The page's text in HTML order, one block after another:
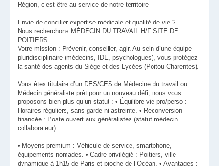
Région, c’est être au service de notre territoire
Envie de concilier expertise médicale et qualité de vie ?
Nous recherchons MÉDECIN DU TRAVAIL H/F SITE DE
POITIERS
Votre mission : Prévenir, conseiller, agir. Au sein d’une équipe
pluridisciplinaire (médecins, IDE, psychologues), vous protégez
la santé des agents du Siège et des Lycées (Poitou-Charentes).
Vous êtes titulaire d’un DES/CES de Médecine du travail ou
Médecin généraliste prêt pour un nouveau défi, nous vous
proposons bien plus qu’un statut : • Équilibre vie pro/perso :
Horaires réguliers, sans garde ni astreinte. • Reconversion
financée : Poste ouvert aux généralistes (statut médecin
collaborateur).
• Moyens premium : Véhicule de service, smartphone,
équipements nomades. • Cadre privilégié : Poitiers, ville
dynamique à 1h15 de Paris et proche de l’Océan. • Avantages :